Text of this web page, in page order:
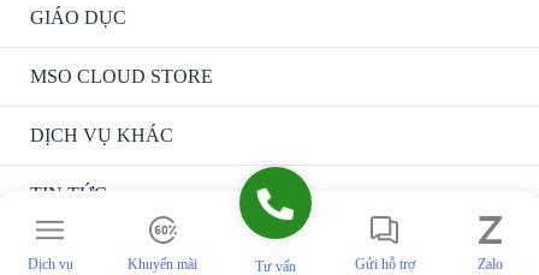
GIÁO DỤC
MSO CLOUD STORE
DỊCH VỤ KHÁC
TIN TỨC
Dịch vụ Khuyến mãi Tư vấn Gửi hỗ trợ Zalo